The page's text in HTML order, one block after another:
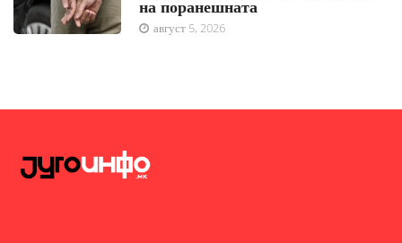
на поранешната
август 5, 2026